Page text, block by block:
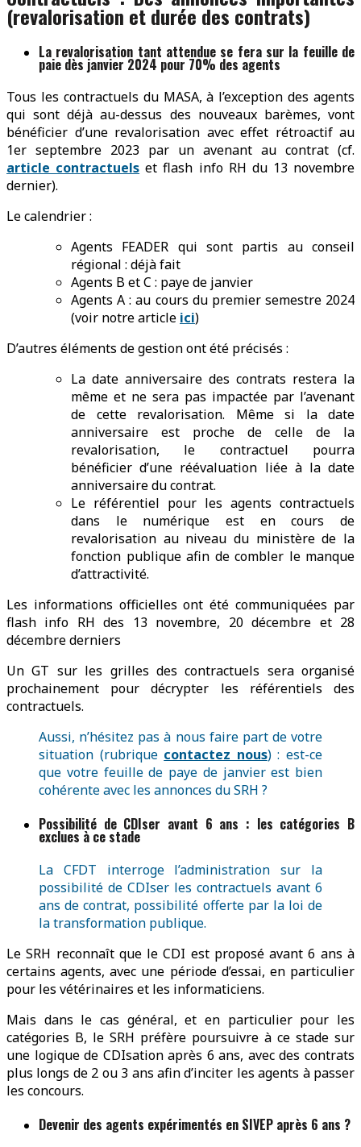
(revalorisation et durée des contrats)
La revalorisation tant attendue se fera sur la feuille de
paie dès janvier 2024 pour 70% des agents
Tous les contractuels du MASA, à l’exception des agents
qui sont déjà au-dessus des nouveaux barèmes, vont
bénéficier d’une revalorisation avec effet rétroactif au
1er septembre 2023 par un avenant au contrat (cf.
article contractuels et flash info RH du 13 novembre
dernier).
Le calendrier :
Agents FEADER qui sont partis au conseil
régional : déjà fait
Agents B et C : paye de janvier
Agents A : au cours du premier semestre 2024
(voir notre article ici)
D’autres éléments de gestion ont été précisés :
La date anniversaire des contrats restera la
même et ne sera pas impactée par l’avenant
de cette revalorisation. Même si la date
anniversaire est proche de celle de la
revalorisation, le contractuel pourra
bénéficier d’une réévaluation liée à la date
anniversaire du contrat.
Le référentiel pour les agents contractuels
dans le numérique est en cours de
revalorisation au niveau du ministère de la
fonction publique afin de combler le manque
d’attractivité.
Les informations officielles ont été communiquées par
flash info RH des 13 novembre, 20 décembre et 28
décembre derniers
Un GT sur les grilles des contractuels sera organisé
prochainement pour décrypter les référentiels des
contractuels.
Aussi, n’hésitez pas à nous faire part de votre
situation (rubrique contactez nous) : est-ce
que votre feuille de paye de janvier est bien
cohérente avec les annonces du SRH ?
Possibilité de CDIser avant 6 ans : les catégories B
exclues à ce stade
La CFDT interroge l’administration sur la
possibilité de CDIser les contractuels avant 6
ans de contrat, possibilité offerte par la loi de
la transformation publique.
Le SRH reconnaît que le CDI est proposé avant 6 ans à
certains agents, avec une période d’essai, en particulier
pour les vétérinaires et les informaticiens.
Mais dans le cas général, et en particulier pour les
catégories B, le SRH préfère poursuivre à ce stade sur
une logique de CDIsation après 6 ans, avec des contrats
plus longs de 2 ou 3 ans afin d’inciter les agents à passer
les concours.
Devenir des agents expérimentés en SIVEP après 6 ans ?